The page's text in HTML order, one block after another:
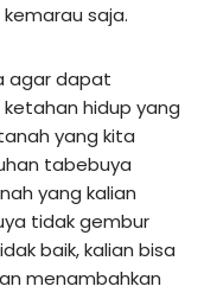
saja.
agar dapat
hidup yang
yang kita
tabebuya
yang kalian
tidak gembur
baik, kalian bisa
menambahkan